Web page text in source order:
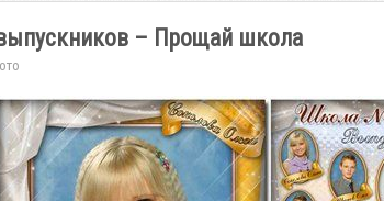
– Прощай школа